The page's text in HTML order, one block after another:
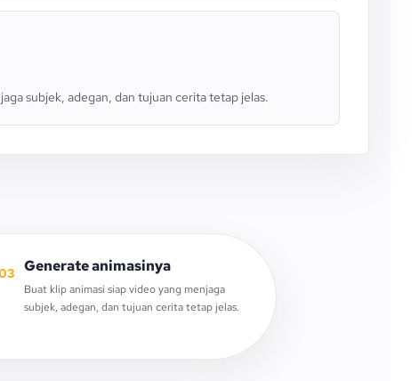
subjek, adegan, dan tujuan cerita tetap jelas.
Generate animasinya
Buat klip animasi siap video yang menjaga
subjek, adegan, dan tujuan cerita tetap jelas.